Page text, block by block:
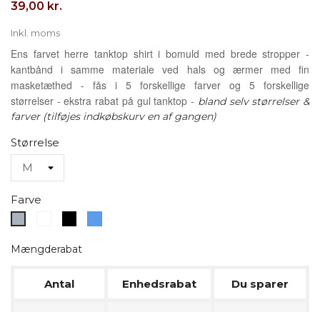
39,00 kr.
Inkl. moms
Ens farvet herre tanktop shirt i bomuld med brede stropper -
kantbånd i samme materiale ved hals og ærmer med fin
masketæthed - fås i 5 forskellige farver og 5 forskellige
størrelser - ekstra rabat på gul tanktop - bland selv størrelser &
farver (tilføjes indkøbskurv en af gangen)
Størrelse
Farve
Mængderabat
Antal Enhedsrabat Du sparer